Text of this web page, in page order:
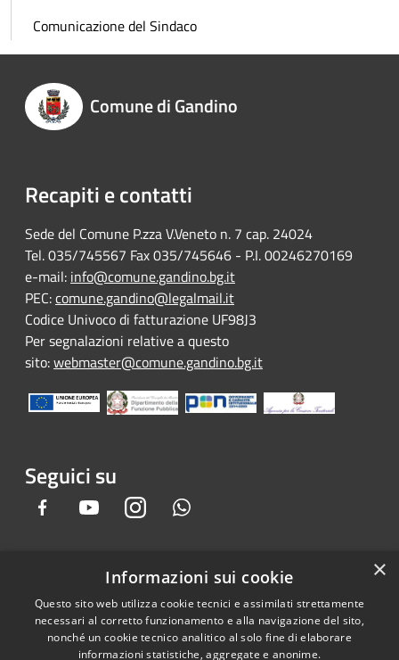
Comunicazione del Sindaco
Comune di Gandino
Recapiti e contatti
Sede del Comune P.zza V.Veneto n. 7 cap. 24024
Tel. 035/745567 Fax 035/745646 - P.I. 00246270169
e-mail: info@comune.gandino.bg.it
PEC:comune.gandino@legalmail.it
Codice Univoco di fatturazione UF98J3
Per segnalazioni relative a questo
sito:webmaster@comune.gandino.bg.it
Seguici su
Facebook YoutubeInstagram
Accessibilità
Privacy
Gandino • Powered by
Municipium•Accesso
×
Informazioni sui cookie
Questo sito web utilizza cookie tecnici e assimilati strettamente
necessari al corretto funzionamento e alla navigazione del sito,
nonché un cookie tecnico analitico al solo fine di elaborare
informazioni statistiche, aggregate e anonime.